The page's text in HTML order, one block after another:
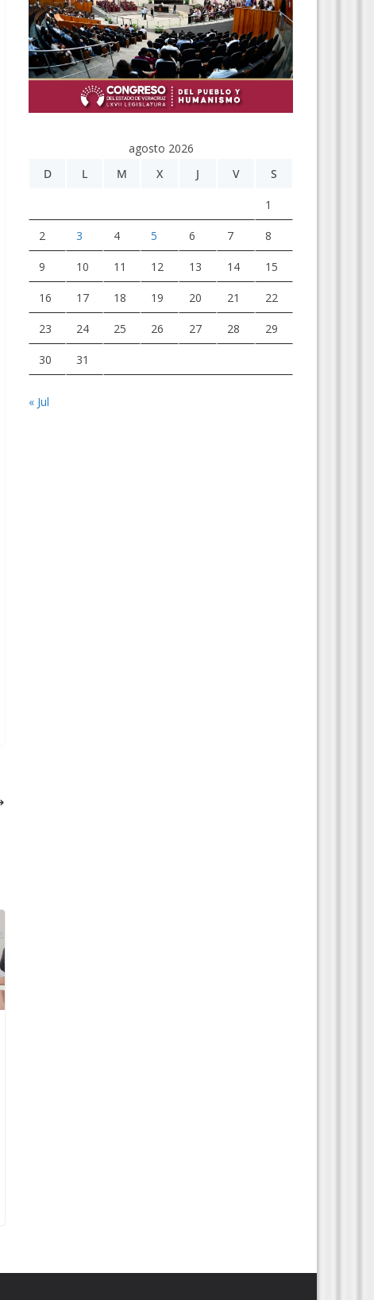
agosto 2026
D
L M X J V S
1
2 3 4 5 6 7 8
9 10 11 12 13 14 15
16 17 18 19 20 21 22
23 24 25 26 27 28 29
30 31
« Jul